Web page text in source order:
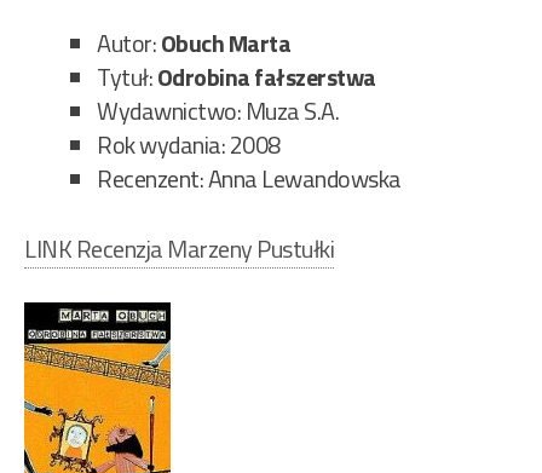
Autor:Obuch Marta
Tytuł:Odrobina fałszerstwa
Wydawnictwo: Muza S.A.
Rok wydania: 2008
Recenzent: Anna Lewandowska
LINK Recenzja Marzeny Pustułki